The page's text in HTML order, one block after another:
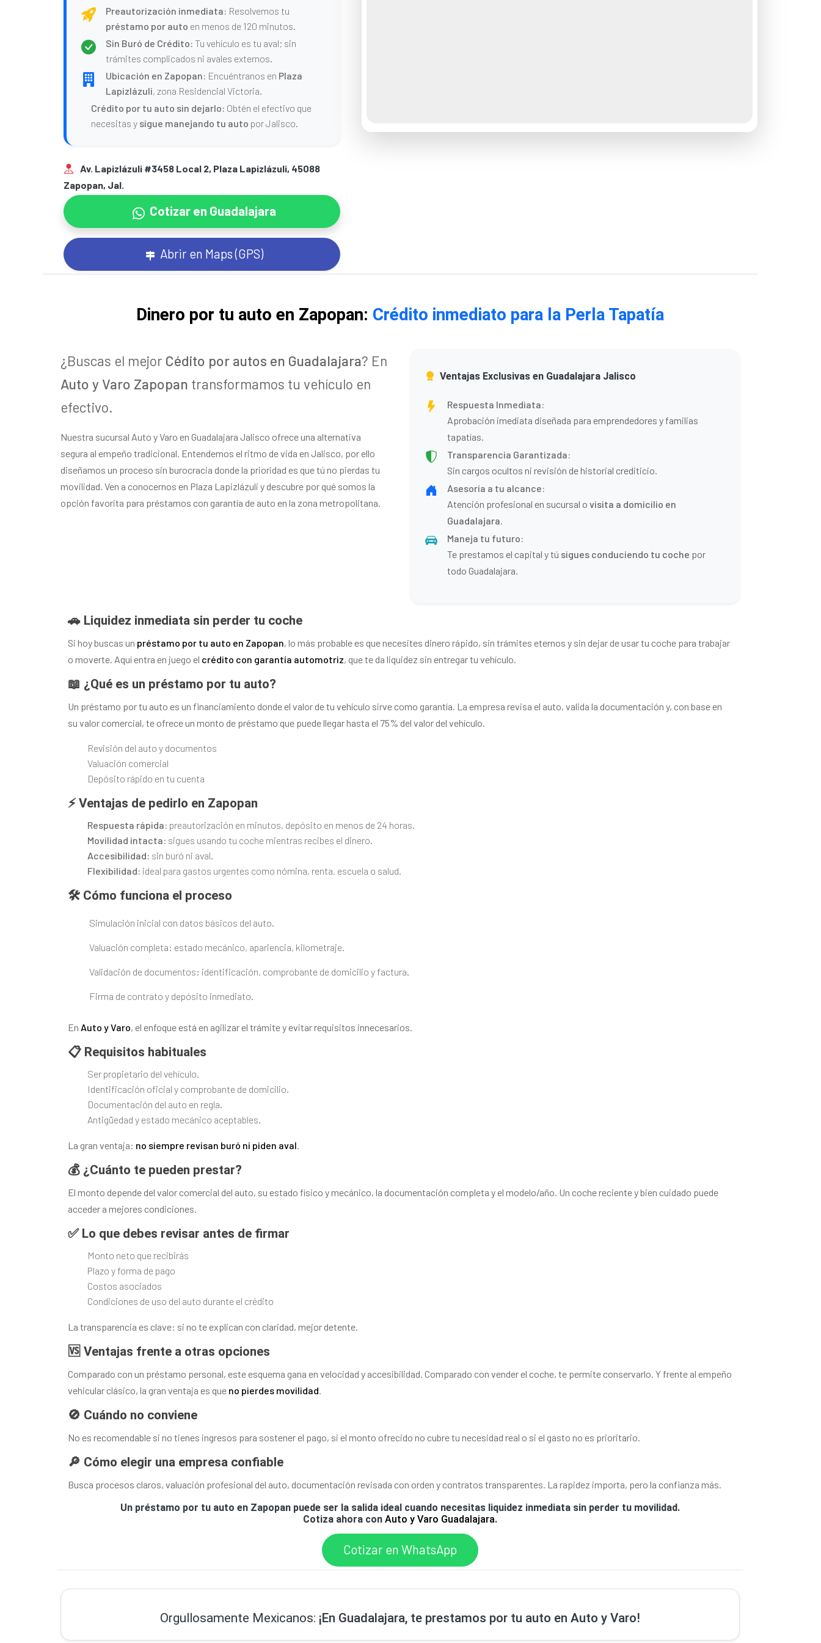
Preautorización inmediata: Resolvemos tu
préstamo por auto en menos de 120 minutos.
Sin Buró de Crédito: Tu vehículo es tu aval; sin
trámites complicados ni avales externos.
Ubicación en Zapopan: Encuéntranos en Plaza
Lapizlázuli, zona Residencial Victoria.
Crédito por tu auto sin dejarlo: Obtén el efectivo que
necesitas y sigue manejando tu auto por Jalisco.
Av. Lapizlázuli #3458 Local 2, Plaza Lapizlázuli, 45088
Zapopan, Jal.
Cotizar en Guadalajara
Abrir en Maps (GPS)
Dinero por tu auto en Zapopan: Crédito inmediato para la Perla Tapatía
¿Buscas el mejor Cédito por autos en Guadalajara? En
Auto y Varo Zapopan transformamos tu vehículo en
efectivo.
Nuestra sucursal Auto y Varo en Guadalajara Jalisco ofrece una alternativa
segura al empeño tradicional. Entendemos el ritmo de vida en Jalisco, por ello
diseñamos un proceso sin burocracia donde la prioridad es que tú no pierdas tu
movilidad. Ven a conocernos en Plaza Lapizlázuli y descubre por qué somos la
opción favorita para préstamos con garantía de auto en la zona metropolitana.
Ventajas Exclusivas en Guadalajara Jalisco
Respuesta Inmediata:
Aprobación imediata diseñada para emprendedores y familias
tapatías.
Transparencia Garantizada:
Sin cargos ocultos ni revisión de historial crediticio.
Asesoría a tu alcance:
Atención profesional en sucursal o visita a domicilio en
Guadalajara.
Maneja tu futuro:
Te prestamos el capital y tú sigues conduciendo tu coche por
todo Guadalajara.
🚗 Liquidez inmediata sin perder tu coche
Si hoy buscas un préstamo por tu auto en Zapopan, lo más probable es que necesites dinero rápido, sin trámites eternos y sin dejar de usar tu coche para trabajar
o moverte. Aquí entra en juego el crédito con garantía automotriz, que te da liquidez sin entregar tu vehículo.
📖 ¿Qué es un préstamo por tu auto?
Un préstamo por tu auto es un financiamiento donde el valor de tu vehículo sirve como garantía. La empresa revisa el auto, valida la documentación y, con base en
su valor comercial, te ofrece un monto de préstamo que puede llegar hasta el 75% del valor del vehículo.
Revisión del auto y documentos
Valuación comercial
Depósito rápido en tu cuenta
⚡ Ventajas de pedirlo en Zapopan
Respuesta rápida: preautorización en minutos, depósito en menos de 24 horas.
Movilidad intacta: sigues usando tu coche mientras recibes el dinero.
Accesibilidad: sin buró ni aval.
Flexibilidad: ideal para gastos urgentes como nómina, renta, escuela o salud.
🛠️ Cómo funciona el proceso
Simulación inicial con datos básicos del auto.
Valuación completa: estado mecánico, apariencia, kilometraje.
Validación de documentos: identificación, comprobante de domicilio y factura.
Firma de contrato y depósito inmediato.
En Auto y Varo, el enfoque está en agilizar el trámite y evitar requisitos innecesarios.
📋 Requisitos habituales
Ser propietario del vehículo.
Identificación oficial y comprobante de domicilio.
Documentación del auto en regla.
Antigüedad y estado mecánico aceptables.
La gran ventaja: no siempre revisan buró ni piden aval.
💰 ¿Cuánto te pueden prestar?
El monto depende del valor comercial del auto, su estado físico y mecánico, la documentación completa y el modelo/año. Un coche reciente y bien cuidado puede
acceder a mejores condiciones.
✅ Lo que debes revisar antes de firmar
Monto neto que recibirás
Plazo y forma de pago
Costos asociados
Condiciones de uso del auto durante el crédito
La transparencia es clave: si no te explican con claridad, mejor detente.
🆚 Ventajas frente a otras opciones
Comparado con un préstamo personal, este esquema gana en velocidad y accesibilidad. Comparado con vender el coche, te permite conservarlo. Y frente al empeño
vehicular clásico, la gran ventaja es que no pierdes movilidad.
🚫 Cuándo no conviene
No es recomendable si no tienes ingresos para sostener el pago, si el monto ofrecido no cubre tu necesidad real o si el gasto no es prioritario.
🔎 Cómo elegir una empresa confiable
Busca procesos claros, valuación profesional del auto, documentación revisada con orden y contratos transparentes. La rapidez importa, pero la confianza más.
Un préstamo por tu auto en Zapopan puede ser la salida ideal cuando necesitas liquidez inmediata sin perder tu movilidad.
Cotiza ahora con Auto y Varo Guadalajara.
Cotizar en WhatsApp
Orgullosamente Mexicanos: ¡En Guadalajara, te prestamos por tu auto en Auto y Varo!